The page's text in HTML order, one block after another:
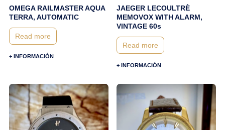
OMEGA RAILMASTER AQUA
TERRA, AUTOMATIC
Read more
+ INFORMACIÓN
JAEGER LECOULTRÈ
MEMOVOX WITH ALARM,
VINTAGE 60s
Read more
+ INFORMACIÓN